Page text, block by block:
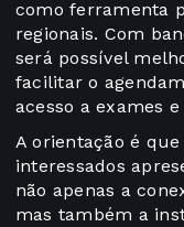
como ferramenta
regionais. Com
será possível
facilitar o
acesso a exames
A orientação é
interessados
não apenas a
mas também a